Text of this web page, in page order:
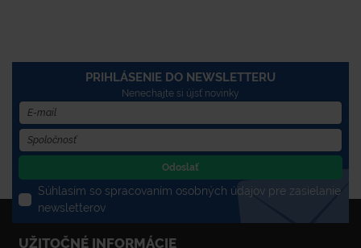
PRIHLÁSENIE DO NEWSLETTERU
Nenechajte si újsť novinky
Odoslať
Súhlasím so spracovaním osobných údajov pre zasielanie
newsletterov
UŽITOČNÉ INFORMÁCIE